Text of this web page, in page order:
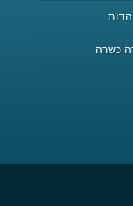
כשרה